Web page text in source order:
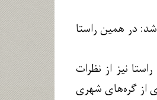
در همین راستا
نیز از نظرات
از گره‌های شهری